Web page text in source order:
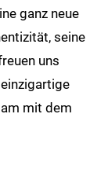
ganz neue
seine
uns
mit dem